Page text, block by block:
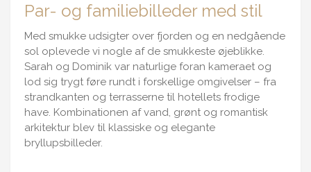
Par- og familiebilleder med stil
Med smukke udsigter over fjorden og en nedgående
sol oplevede vi nogle af de smukkeste øjeblikke.
Sarah og Dominik var naturlige foran kameraet og
lod sig trygt føre rundt i forskellige omgivelser – fra
strandkanten og terrasserne til hotellets frodige
have. Kombinationen af vand, grønt og romantisk
arkitektur blev til klassiske og elegante
bryllupsbilleder.